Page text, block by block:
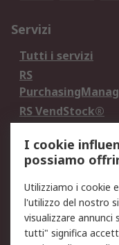
Servizi
Tutti i servizi
RS
RS VendStock®
Legale
Informativa
Email Security
I cookie
possiamo
Utilizziamo i cookie
l'utilizzo del nostro
visualizzare annunci
tutti" significa